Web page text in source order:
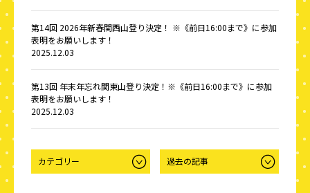
第14回 2026年新春関西山登り決定！ ※《前日16:00まで》に参加
表明をお願いします！
2025.12.03
第13回 年末年忘れ関東山登り決定！※《前日16:00まで》に参加
表明をお願いします！
2025.12.03